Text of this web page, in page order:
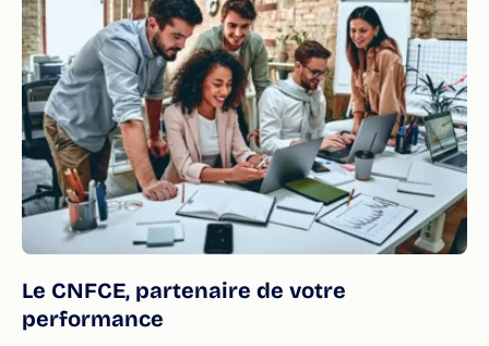
Le CNFCE, partenaire de votre
performance